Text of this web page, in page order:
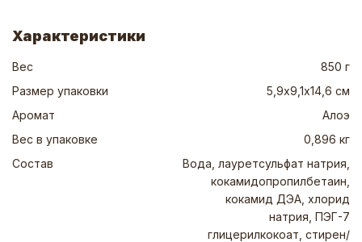
Характеристики
Вес
850 г
Размер упаковки
5,9х9,1х14,6 см
Аромат
Алоэ
Вес в упаковке
0,896 кг
Состав
Вода, лауретсульфат натрия,
кокамидопропилбетаин,
кокамид ДЭА, хлорид
натрия, ПЭГ-7
глицерилкокоат, стирен/